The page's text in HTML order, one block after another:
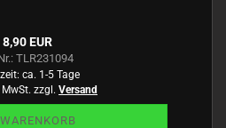
8,90 EUR
TLR231094
ca. 1-5 Tage
zzgl. Versand